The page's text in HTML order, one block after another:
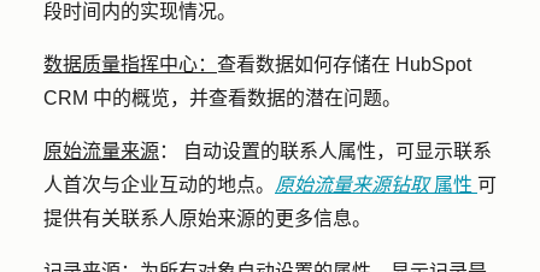
段时间内的实现情况。
数据质量指挥中心： 查看数据如何存储在 HubSpot
CRM 中的概览，并查看数据的潜在问题。
原始流量来源 ：
自动设置的联系人属性，可显示联系
人首次与企业互动的地点。 原始流量来源钻取属性 可
提供有关联系人原始来源的更多信息。